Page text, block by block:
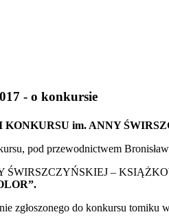
- o konkursie
KONKURSU im. ANNY
pod przewodnictwem
ŚWIRSZCZYŃSKIEJ –
zgłoszonego do konkursu